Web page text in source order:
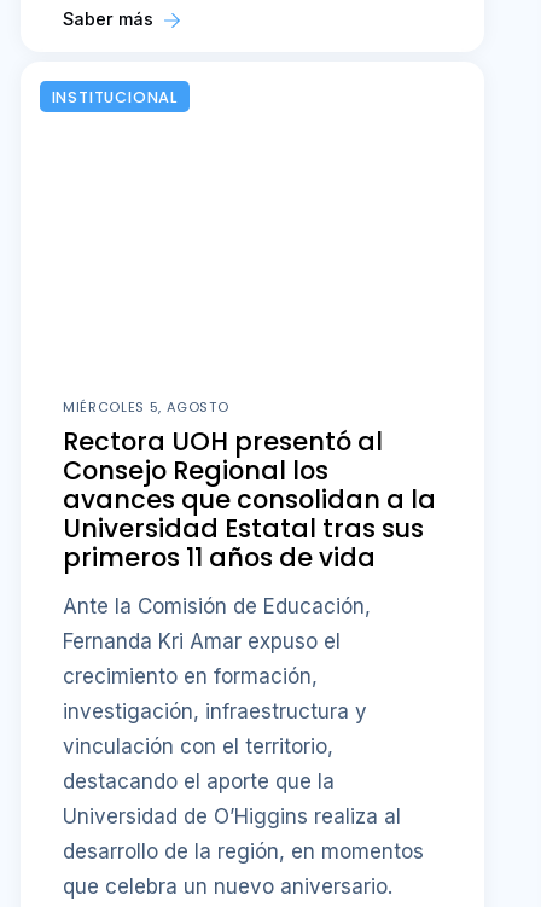
Saber más
INSTITUCIONAL
MIÉRCOLES 5, AGOSTO
Rectora UOH presentó al
Consejo Regional los
avances que consolidan a la
Universidad Estatal tras sus
primeros 11 años de vida
Ante la Comisión de Educación,
Fernanda Kri Amar expuso el
crecimiento en formación,
investigación, infraestructura y
vinculación con el territorio,
destacando el aporte que la
Universidad de O’Higgins realiza al
desarrollo de la región, en momentos
que celebra un nuevo aniversario.